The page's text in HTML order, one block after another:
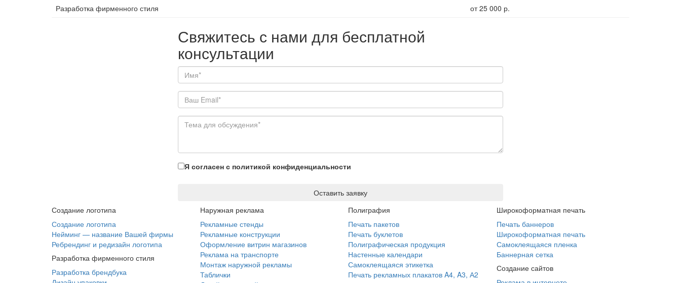
Разработка фирменного стиля
от 25 000 р.
Свяжитесь с нами для бесплатной
консультации
Я согласен с политикой конфиденциальности
Оставить заявку
Создание логотипа
Создание логотипа
Нейминг — название Вашей фирмы
Ребрендинг и редизайн логотипа
Разработка фирменного стиля
Разработка брендбука
Наружная реклама
Рекламные стенды
Рекламные конструкции
Оформление витрин магазинов
Реклама на транспорте
Монтаж наружной рекламы
Таблички
Полиграфия
Печать пакетов
Печать буклетов
Полиграфическая продукция
Настенные календари
Самоклеящаяся этикетка
Печать рекламных плакатов A4, A3, А2
Широкоформатная печать
Печать баннеров
Широкоформатная печать
Самоклеящаяся пленка
Баннерная сетка
Создание сайтов